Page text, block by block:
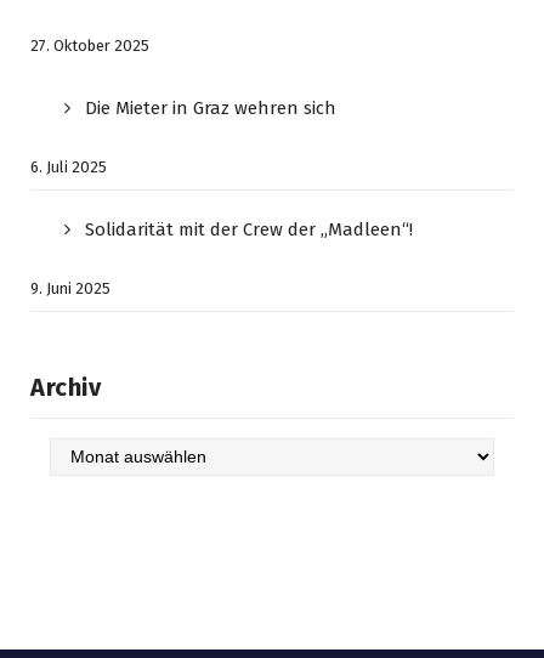
27. Oktober 2025
Die Mieter in Graz wehren sich
6. Juli 2025
Solidarität mit der Crew der „Madleen“!
9. Juni 2025
Archiv
Archiv